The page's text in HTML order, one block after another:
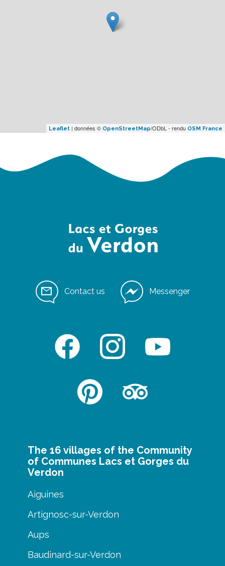
Leaflet | données © OpenStreetMap/ODbL - rendu OSM France
Contact us Messenger
The 16 villages of the Community
of Communes Lacs et Gorges du
Verdon
Aiguines
Artignosc-sur-Verdon
Aups
Baudinard-sur-Verdon